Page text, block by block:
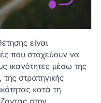
είναι
που στοχεύουν να
ικανότητες μέσω της
στρατηγικής
κατά τη